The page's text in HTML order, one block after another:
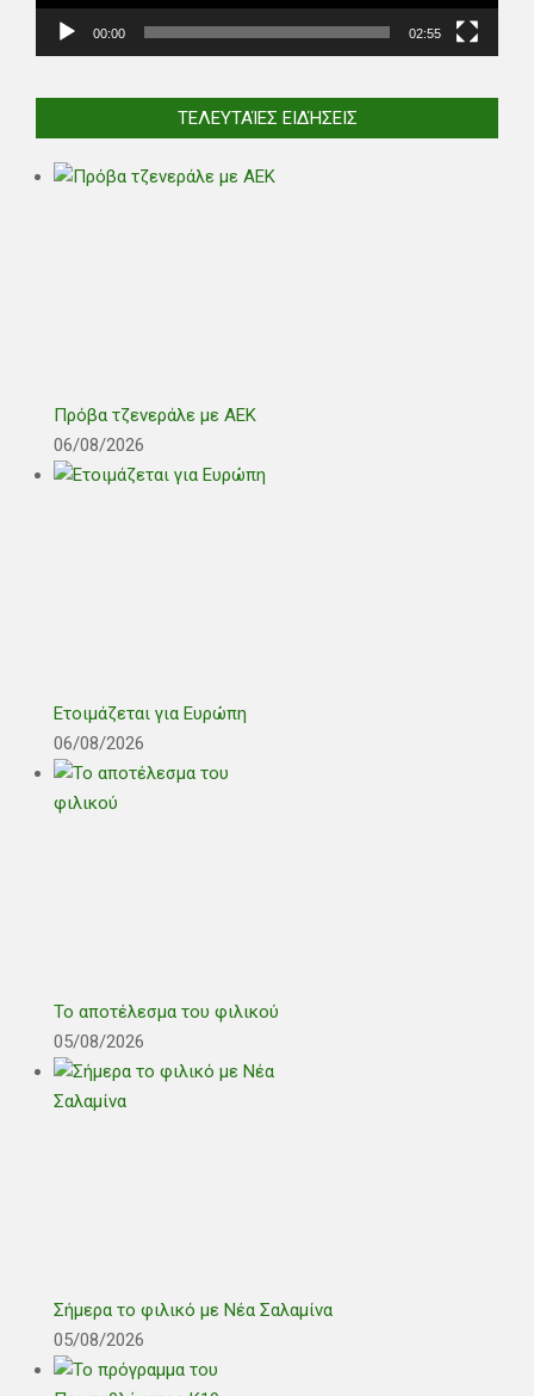
00:00 02:55
ΤΕΛΕΥΤΑΊΕΣ ΕΙΔΉΣΕΙΣ
Πρόβα τζενεράλε με ΑΕΚ
06/08/2026
Ετοιμάζεται για Ευρώπη
06/08/2026
Το αποτέλεσμα του φιλικού
05/08/2026
Σήμερα το φιλικό με Νέα Σαλαμίνα
05/08/2026